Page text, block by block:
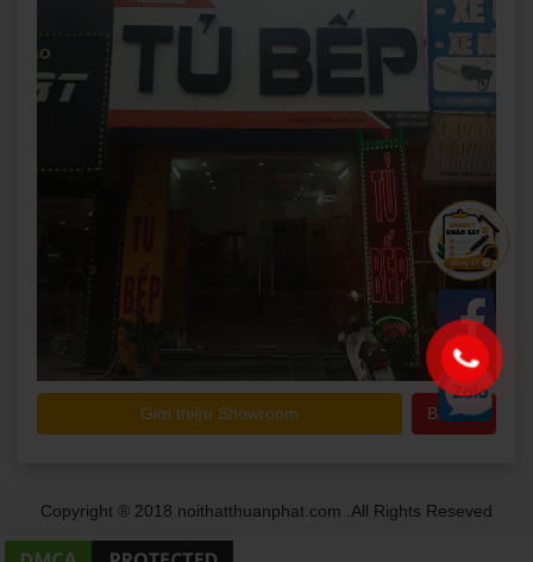
Giới thiệu Showroom Bản đồ
Copyright ® 2018 noithatthuanphat.com .All Rights Reseved